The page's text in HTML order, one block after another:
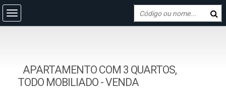
APARTAMENTO COM 3 QUARTOS,
TODO MOBILIADO - VENDA